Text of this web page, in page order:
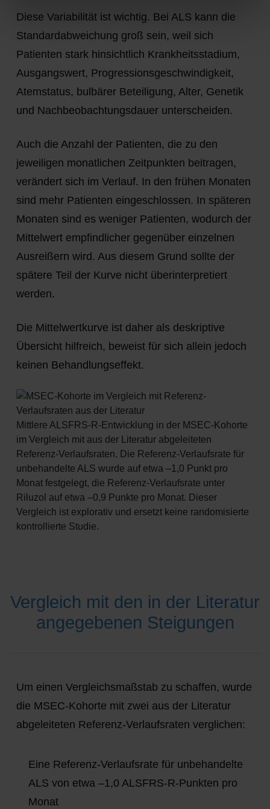
Diese Variabilität ist wichtig. Bei ALS kann die
Standardabweichung groß sein, weil sich
Patienten stark hinsichtlich Krankheitsstadium,
Ausgangswert, Progressionsgeschwindigkeit,
Atemstatus, bulbärer Beteiligung, Alter, Genetik
und Nachbeobachtungsdauer unterscheiden.
Auch die Anzahl der Patienten, die zu den
jeweiligen monatlichen Zeitpunkten beitragen,
verändert sich im Verlauf. In den frühen Monaten
sind mehr Patienten eingeschlossen. In späteren
Monaten sind es weniger Patienten, wodurch der
Mittelwert empfindlicher gegenüber einzelnen
Ausreißern wird. Aus diesem Grund sollte der
spätere Teil der Kurve nicht überinterpretiert
werden.
Die Mittelwertkurve ist daher als deskriptive
Übersicht hilfreich, beweist für sich allein jedoch
keinen Behandlungseffekt.
Mittlere ALSFRS-R-Entwicklung in der MSEC-Kohorte
im Vergleich mit aus der Literatur abgeleiteten
Referenz-Verlaufsraten. Die Referenz-Verlaufsrate für
unbehandelte ALS wurde auf etwa –1,0 Punkt pro
Monat festgelegt, die Referenz-Verlaufsrate unter
Riluzol auf etwa –0,9 Punkte pro Monat. Dieser
Vergleich ist explorativ und ersetzt keine randomisierte
kontrollierte Studie.
Vergleich mit den in der Literatur
angegebenen Steigungen
Um einen Vergleichsmaßstab zu schaffen, wurde
die MSEC-Kohorte mit zwei aus der Literatur
abgeleiteten Referenz-Verlaufsraten verglichen:
Eine Referenz-Verlaufsrate für unbehandelte
ALS von etwa –1,0 ALSFRS-R-Punkten pro
Monat